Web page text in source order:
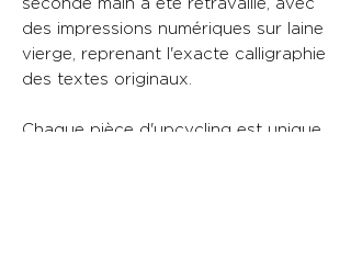
des impressions numériques sur laine
vierge, reprenant l'exacte calligraphie
des textes originaux.
Chaque pièce d'upcycling est unique.